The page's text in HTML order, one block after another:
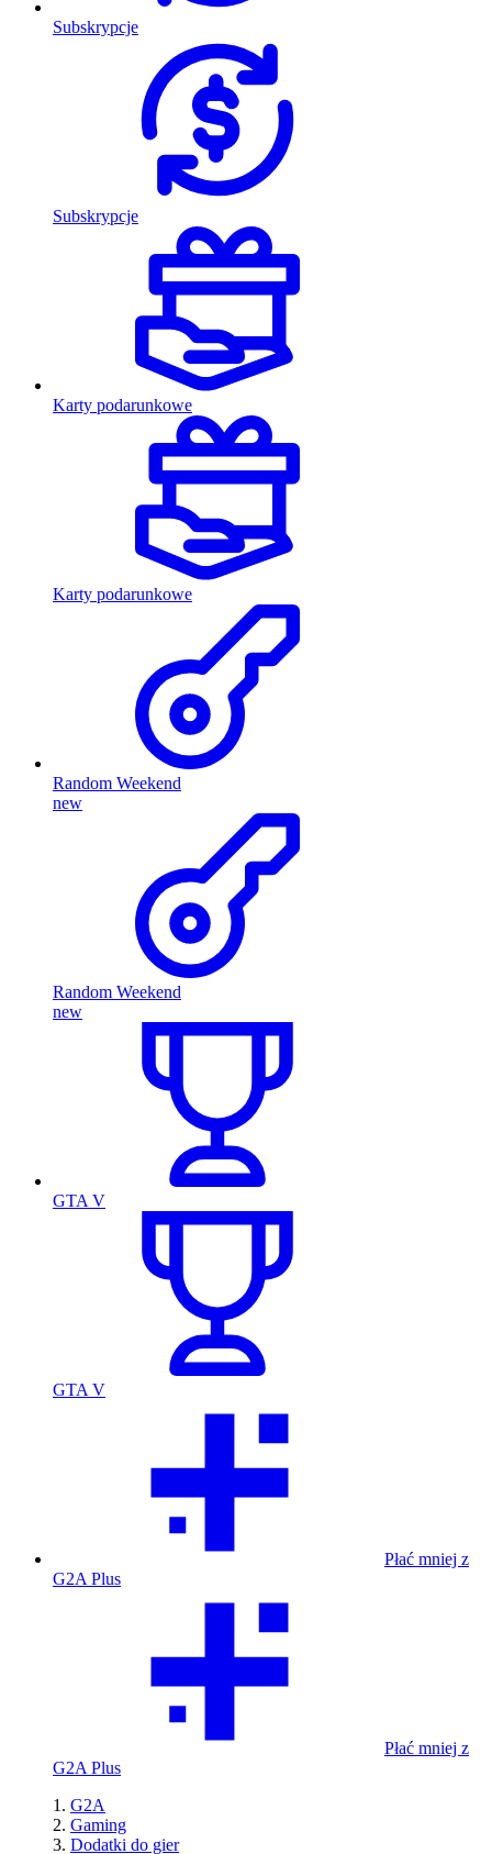
Subskrypcje
Subskrypcje
Karty podarunkowe
Karty podarunkowe
Random Weekend
new
Random Weekend
new
GTA V
GTA V
Płać mniej z
G2A Plus
Płać mniej z
G2A Plus
G2A
Gaming
Dodatki do gier